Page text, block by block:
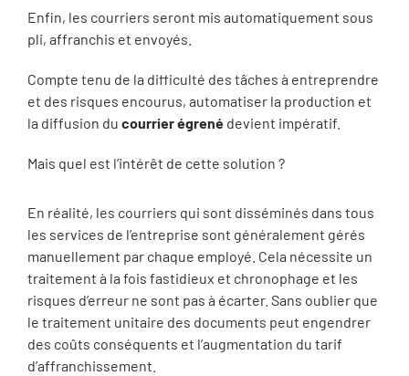
Enfin, les courriers seront mis automatiquement sous
pli, affranchis et envoyés.
Compte tenu de la difficulté des tâches à entreprendre
et des risques encourus, automatiser la production et
la diffusion du courrier égrené devient impératif.
Mais quel est l’intérêt de cette solution ?
En réalité, les courriers qui sont disséminés dans tous
les services de l’entreprise sont généralement gérés
manuellement par chaque employé. Cela nécessite un
traitement à la fois fastidieux et chronophage et les
risques d’erreur ne sont pas à écarter. Sans oublier que
le traitement unitaire des documents peut engendrer
des coûts conséquents et l’augmentation du tarif
d’affranchissement.